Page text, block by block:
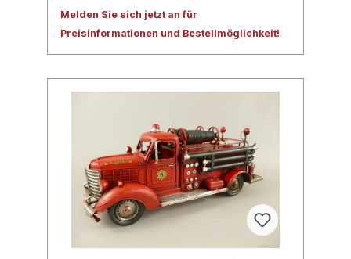
Melden Sie sich jetzt an für
Preisinformationen und Bestellmöglichkeit!